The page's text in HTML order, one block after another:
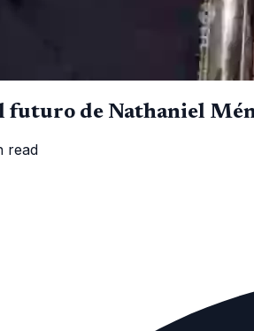
futuro de Nathaniel
read